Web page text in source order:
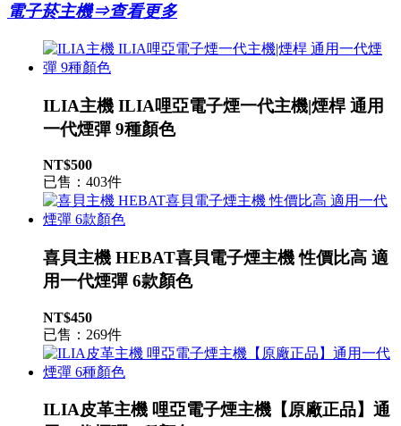
電子菸主機⇒查看更多
ILIA主機 ILIA哩亞電子煙一代主機|煙桿 通用
一代煙彈 9種顏色
NT$500
已售：403件
喜貝主機 HEBAT喜貝電子煙主機 性價比高 適
用一代煙彈 6款顏色
NT$450
已售：269件
ILIA皮革主機 哩亞電子煙主機【原廠正品】通